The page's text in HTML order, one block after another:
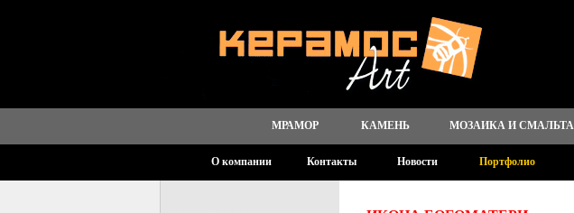
МРАМОР КАМЕНЬ МОЗАИКА И СМАЛЬТА
О компании Контакты Новости Портфолио